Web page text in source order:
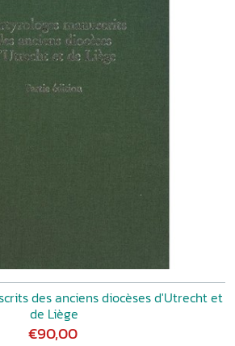
des anciens diocèses d'Utrecht et
de Liège
€90,00